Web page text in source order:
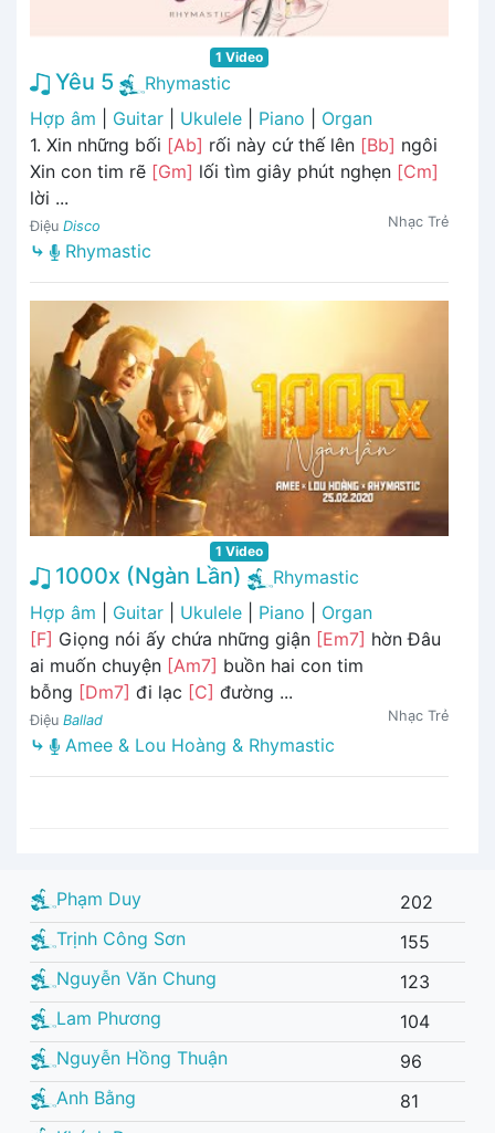
1 Video
Yêu 5
Rhymastic
Hợp âm
Guitar Ukulele Piano
Organ
1. Xin những bối [Ab] rối này cứ thế lên [Bb] ngôi
Xin con tim rẽ [Gm] lối tìm giây phút nghẹn [Cm]
lời ...
Điệu Disco Nhạc Trẻ
⤷ Rhymastic
1 Video
1000x (Ngàn Lần)
Rhymastic
Hợp âm
Guitar Ukulele Piano
Organ
[F] Giọng nói ấy chứa những giận [Em7] hờn Đâu
ai muốn chuyện [Am7] buồn hai con tim
bỗng [Dm7] đi lạc [C] đường ...
Điệu Ballad Nhạc Trẻ
⤷ Amee & Lou Hoàng & Rhymastic
Phạm Duy
202
Trịnh Công Sơn
155
Nguyễn Văn Chung
123
Lam Phương
104
Nguyễn Hồng Thuận
96
Anh Bằng
81